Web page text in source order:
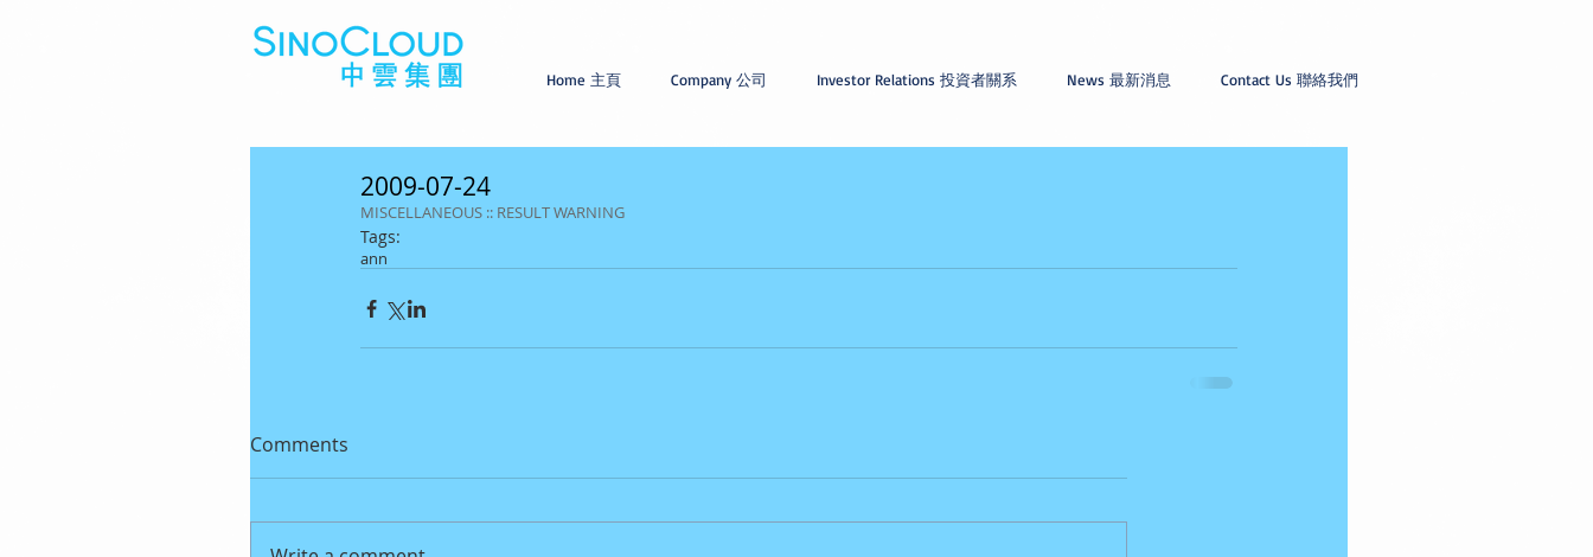
Home 主頁 Company 公司 Investor Relations 投資者關系 News 最新消息 Contact Us 聯絡我們
2009-07-24
MISCELLANEOUS :: RESULT WARNING
Tags:
ann
Comments